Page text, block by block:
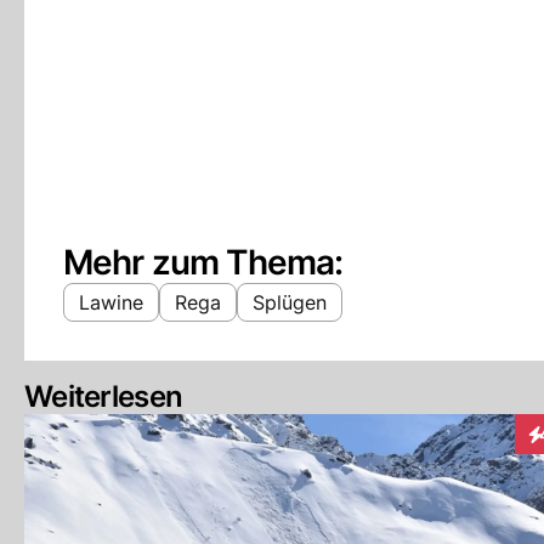
Mehr zum Thema:
Lawine Rega Splügen
Weiterlesen